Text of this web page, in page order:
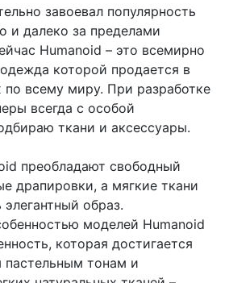
завоевал популярность
и далеко за пределами
Humanoid – это всемирно
которой продается в
по всему миру. При разработке
всегда с особой
ткани и аксессуары.
преобладают свободный
драпировки, а мягкие ткани
образ.
моделей Humanoid
которая достигается
пастельным тонам и